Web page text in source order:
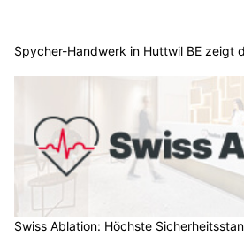
Spycher-Handwerk in Huttwil BE zeigt
Swiss Ablation: Höchste